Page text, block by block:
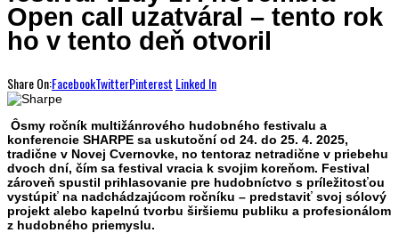
Open call uzatváral – tento rok
ho v tento deň otvoril
Share On:FacebookTwitterPinterest Linked In
Ôsmy ročník multižánrového hudobného festivalu a
konferencie SHARPE sa uskutoční od 24. do 25. 4. 2025,
tradične v Novej Cvernovke, no tentoraz netradične v priebehu
dvoch dní, čím sa festival vracia k svojim koreňom. Festival
zároveň spustil prihlasovanie pre hudobníctvo s príležitosťou
vystúpiť na nadchádzajúcom ročníku – predstaviť svoj sólový
projekt alebo kapelnú tvorbu širšiemu publiku a profesionálom
z hudobného priemyslu.